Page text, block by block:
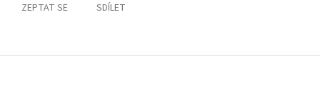
ZEPTAT SE SDÍLET